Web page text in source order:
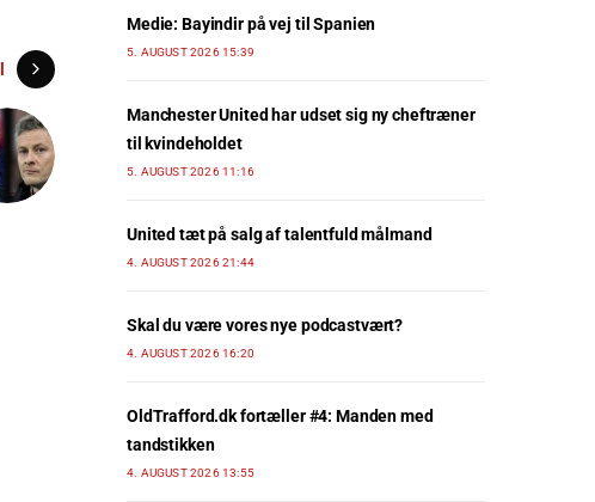
Medie: Bayindir på vej til Spanien
5. AUGUST 2026 15:39
Manchester United har udset sig ny cheftræner
til kvindeholdet
5. AUGUST 2026 11:16
United tæt på salg af talentfuld målmand
4. AUGUST 2026 21:44
Skal du være vores nye podcastvært?
4. AUGUST 2026 16:20
OldTrafford.dk fortæller #4: Manden med
tandstikken
4. AUGUST 2026 13:55